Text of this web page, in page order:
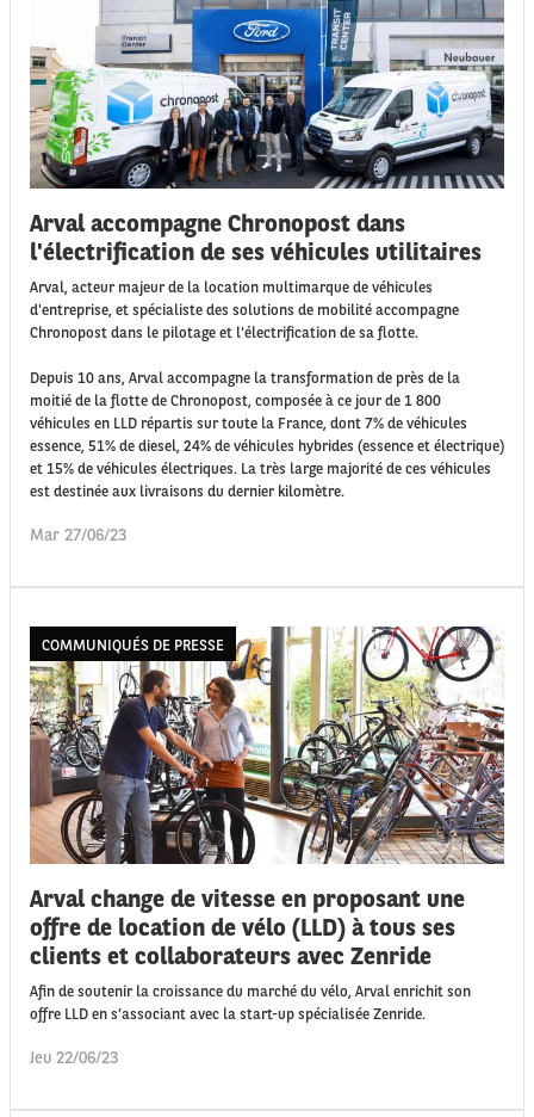
Arval accompagne Chronopost dans
l'électrification de ses véhicules utilitaires
Arval, acteur majeur de la location multimarque de véhicules
d'entreprise, et spécialiste des solutions de mobilité accompagne
Chronopost dans le pilotage et l'électrification de sa flotte.
Depuis 10 ans, Arval accompagne la transformation de près de la
moitié de la flotte de Chronopost, composée à ce jour de 1 800
véhicules en LLD répartis sur toute la France, dont 7% de véhicules
essence, 51% de diesel, 24% de véhicules hybrides (essence et électrique)
et 15% de véhicules électriques. La très large majorité de ces véhicules
est destinée aux livraisons du dernier kilomètre.
Mar 27/06/23
COMMUNIQUÉS DE PRESSE
Arval change de vitesse en proposant une
offre de location de vélo (LLD) à tous ses
clients et collaborateurs avec Zenride
Afin de soutenir la croissance du marché du vélo, Arval enrichit son
offre LLD en s’associant avec la start-up spécialisée Zenride.
Jeu 22/06/23